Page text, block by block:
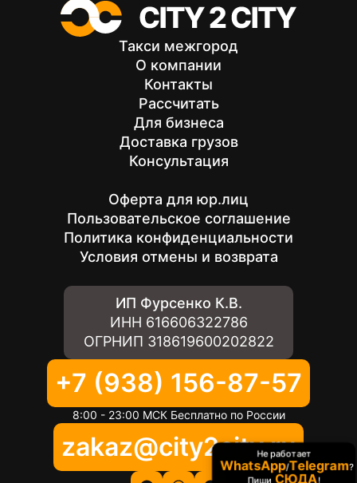
Такси межгород
О компании
Контакты
Рассчитать
Для бизнеса
Доставка грузов
Консультация
Оферта для юр.лиц
Пользовательское соглашение
Политика конфиденциальности
Условия отмены и возврата
ИП Фурсенко К.В.
ИНН 616606322786
ОГРНИП 318619600202822
+7 (938) 156-87-57
8:00 - 23:00 МСК Бесплатно по России
zakaz@city2city.ru
Не работает
WhatsApp/Telegram?
СЮДА